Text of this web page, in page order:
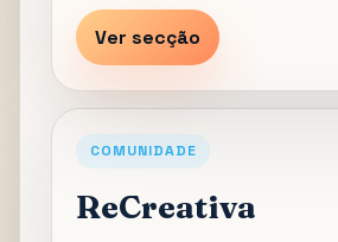
Ver secção
COMUNIDADE
ReCreativa